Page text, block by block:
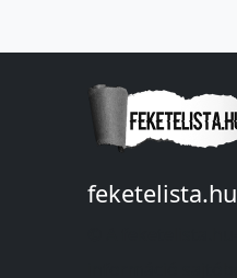
feketelista.hu